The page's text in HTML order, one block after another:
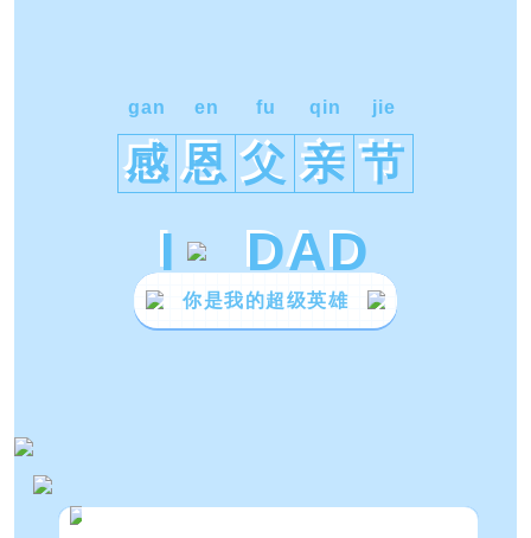
gan
感
en
恩
fu
父
qin
亲
jie
节
I DAD
你是我的超级英雄